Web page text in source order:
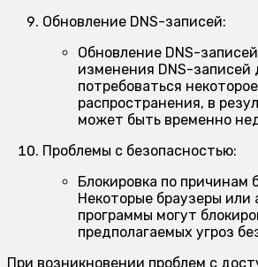
Обновление DNS-записей:
Обновление DNS-
изменения DNS-записей
потребоваться
распространения, в
может быть временно
Проблемы с безопасностью:
Блокировка по причинам
Некоторые браузеры или
программы могут
предполагаемых угроз
При возникновении проблем с